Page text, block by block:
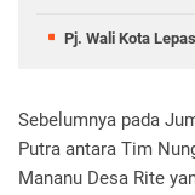
Pj. Wali Kota
Sebelumnya pada
Putra antara Tim
Mananu Desa Rite